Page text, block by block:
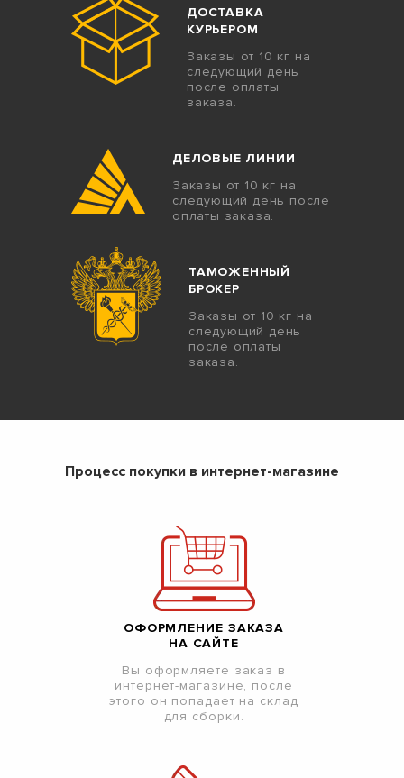
ДОСТАВКА
КУРЬЕРОМ
Заказы от 10 кг на
следующий день
после оплаты
заказа.
ДЕЛОВЫЕ ЛИНИИ
Заказы от 10 кг на
следующий день после
оплаты заказа.
ТАМОЖЕННЫЙ
БРОКЕР
Заказы от 10 кг на
следующий день
после оплаты
заказа.
Процесс покупки в интернет-магазине
ОФОРМЛЕНИЕ ЗАКАЗА
НА САЙТЕ
Вы оформляете заказ в
интернет-магазине, после
этого он попадает на склад
для сборки.